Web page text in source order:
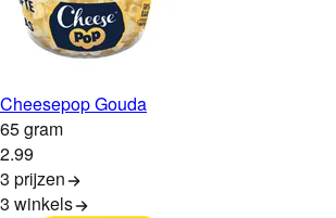
Cheesepop Gouda
65 gram
2.99
3 prijzen
3 winkels